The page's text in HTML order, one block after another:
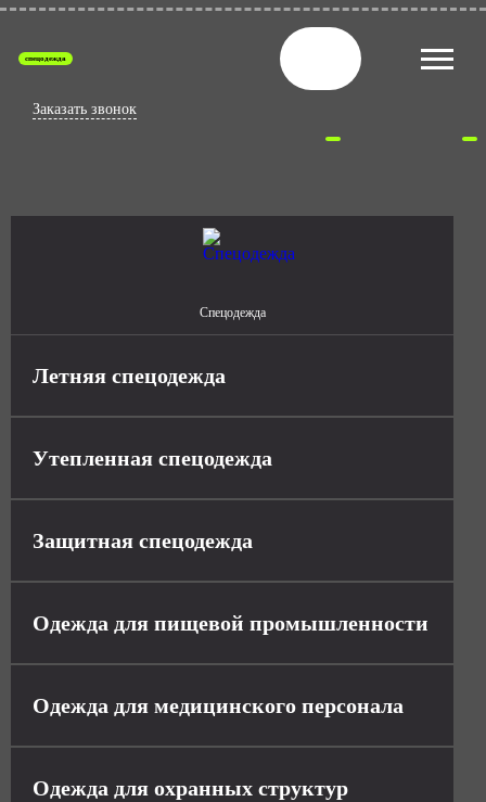
спецодежда
Заказать звонок
Спецодежда
Летняя спецодежда
Утепленная спецодежда
Защитная спецодежда
Одежда для пищевой промышленности
Одежда для медицинского персонала
Одежда для охранных структур